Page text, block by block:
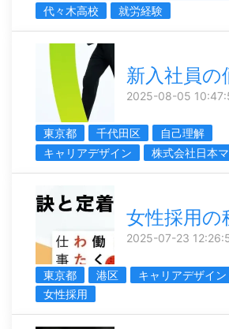
代々木高校
就労経験
新入社員の
2025-08-05
東京都 千代田区
自己理解
キャリアデザイン
株式会社日本
女性採用の
2025-07-23
東京都 港区 キャリアデザイン
女性採用